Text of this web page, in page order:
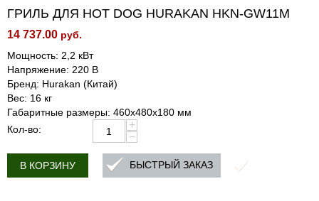
ГРИЛЬ ДЛЯ HOT DOG HURAKAN HKN-GW11M
14 737.00 руб.
Мощность: 2,2 кВт
Напряжение: 220 В
Бренд: Hurakan (Китай)
Вес: 16 кг
Габаритные размеры: 460x480x180 мм
Кол-во:
+
−
В КОРЗИНУ БЫСТРЫЙ ЗАКАЗ